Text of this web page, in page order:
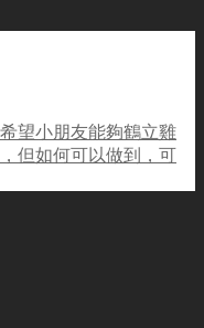
望小朋友能夠鶴立雞
但如何可以做到，可